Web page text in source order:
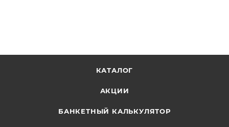
КАТАЛОГ
АКЦИИ
БАНКЕТНЫЙ КАЛЬКУЛЯТОР